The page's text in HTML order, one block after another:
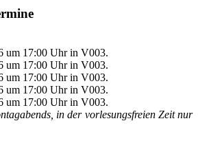
um 17:00 Uhr in V003.
um 17:00 Uhr in V003.
um 17:00 Uhr in V003.
um 17:00 Uhr in V003.
um 17:00 Uhr in V003.
in der vorlesungsfreien Zeit nur